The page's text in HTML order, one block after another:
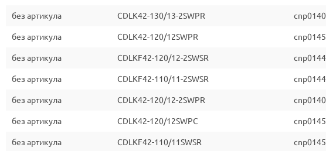
без артикула CDLK42-130/13-2SWPR
без артикула CDLK42-120/12SWPR
без артикула CDLKF42-120/12-2SWSR
без артикула CDLKF42-110/11-2SWSR
без артикула CDLK42-120/12-2SWPR
без артикула CDLK42-120/12SWPC
без артикула CDLKF42-110/11SWSR